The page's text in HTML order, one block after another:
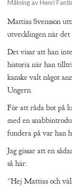
Målning av Henri
Mattias Svensson
utvecklingen när
Det visar att han
historia när han
kanske valt något
Ungern.
För att råda bot på
med en
fundera på var han
Jag gissar att en
så här:
”Hej Mattias och